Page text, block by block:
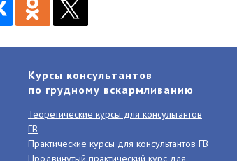
Курсы консультантов
по грудному вскармливанию
Теоретические курсы для консультантов
ГВ
Практические курсы для консультантов ГВ
Продвинутый практический курс для